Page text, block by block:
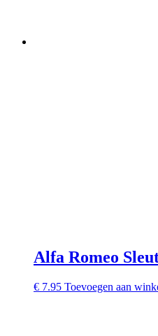
Alfa Romeo
€ 7.95 Toevoegen aan